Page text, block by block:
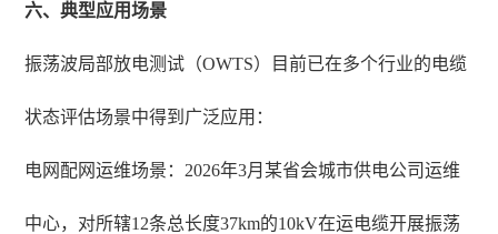
六、典型应用场景
振荡波局部放电测试（OWTS）目前已在多个行业的电缆
状态评估场景中得到广泛应用：
电网配网运维场景：2026年3月某省会城市供电公司运维
中心，对所辖12条总长度37km的10kV在运电缆开展振荡